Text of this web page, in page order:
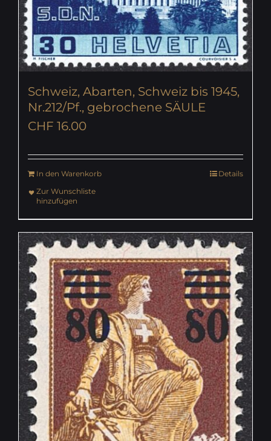
Schweiz, Abarten, Schweiz bis 1945,
Nr.212/Pf., gebrochene SÄULE
CHF 16.00
In den Warenkorb
Details
Zur Wunschliste
hinzufügen